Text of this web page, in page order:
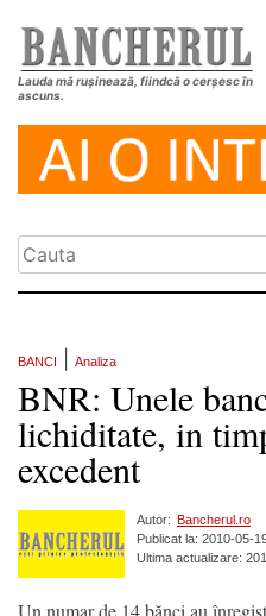
Lauda mă rușinează, fiindcă o cerșesc în
ascuns.
BANCI Analiza
BNR: Unele
lichiditate, in
excedent
Autor: Bancherul.ro
Publicat la: 2010-05-
Ultima actualizare:
Un numar de 14 bănci au